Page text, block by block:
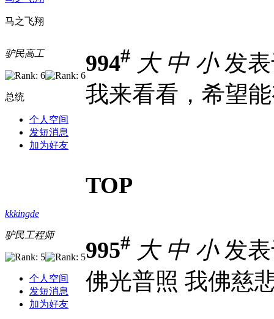
马之飞翔
驴民高工
总统
个人空间
发短消息
加为好友
994# 大 中 小发表
我来看看，希望
TOP
kkkingde
驴民工程师
个人空间
发短消息
加为好友
995# 大 中 小发表
佛光普照 我佛慈